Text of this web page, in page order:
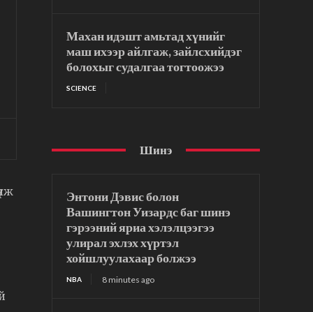
Махан идэшт амьтад хүнийг
маш ихээр айлгаж, зайлсхийдэг
болохыг судалгаа тогтоожээ
SCIENCE
Шинэ
Энтони Дэвис болон
Вашингтон Уизардс баг шинэ
гэрээний яриа хэлэлцээгээ
улирал эхлэх хүртэл
хойшлуулахаар болжээ
NBA 8 minutes ago